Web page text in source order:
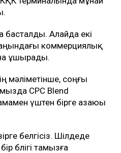
Алайда екі
коммерциялық
ұшырады.
мәліметінше, соңғы
CPC Blend
үштен бірге азаюы
белгісіз. Шілдеде
бөлігі тамызға